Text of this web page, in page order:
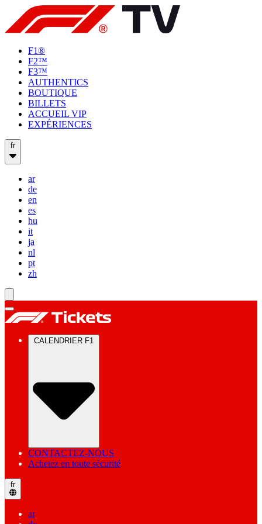
F1®
F2™
F3™
AUTHENTICS
BOUTIQUE
BILLETS
ACCUEIL VIP
EXPÉRIENCES
fr
ar
de
en
es
hu
it
ja
nl
pt
zh
CONTACTEZ-NOUS
Achetez en toute sécurité
fr
ar